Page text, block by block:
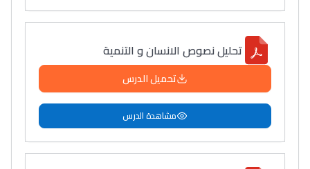
تحليل نصوص الانسان و التنمية
تحميل الدرس
مشاهدة الدرس